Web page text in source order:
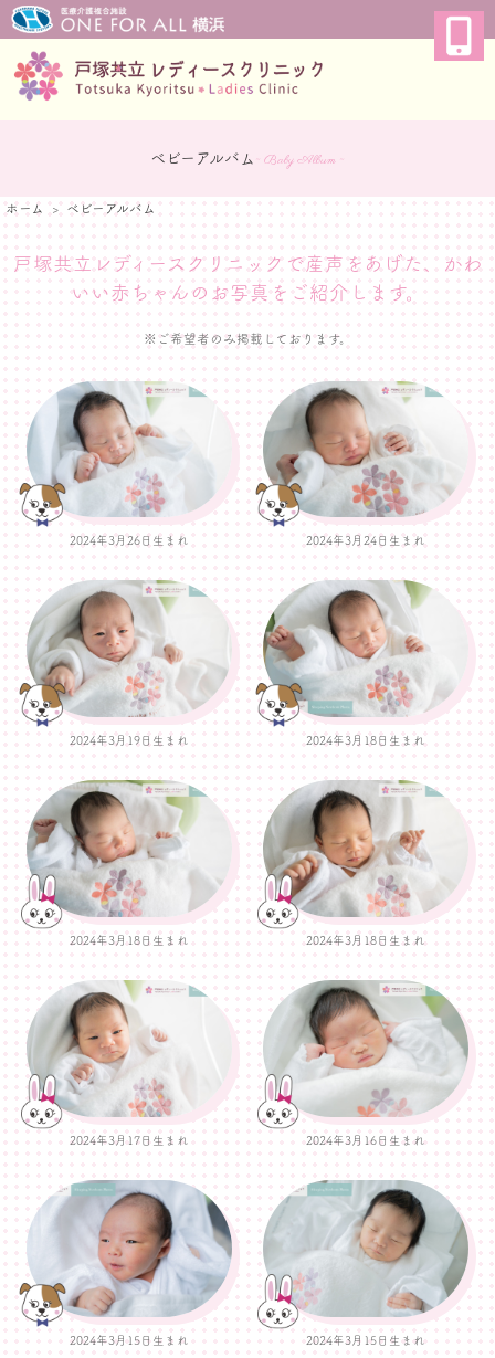
ベビーアルバム ~ Baby Album ~
ホーム ベビーアルバム
戸塚共立レディースクリニックで産声をあげた、
かわ
いい赤ちゃんのお写真をご紹介します。
※ご希望者のみ掲載しております。
2024年3月26日生まれ 2024年3月24日生まれ
2024年3月19日生まれ 2024年3月18日生まれ
2024年3月18日生まれ 2024年3月18日生まれ
2024年3月17日生まれ 2024年3月16日生まれ
2024年3月15日生まれ 2024年3月15日生まれ